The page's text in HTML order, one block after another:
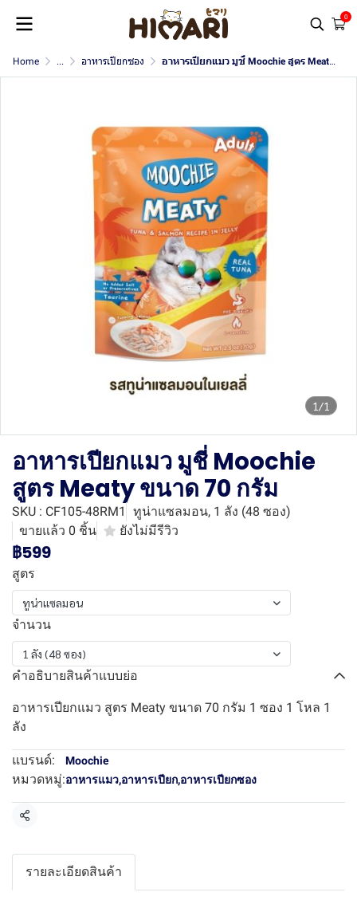
0
Home ... อาหารเปียกซอง อาหารเปียกแมว มูชี่ Moochie สูตร Meaty ขนาด 70 กรัม
1/1
อาหารเปียกแมว มูชี่ Moochie
สูตร Meaty ขนาด 70 กรัม
SKU : CF105-48RM1
ทูน่าแซลมอน, 1 ลัง (48 ซอง)
ขายแล้ว 0 ชิ้น
ยังไม่มีรีวิว
฿599
สูตร
ทูน่าแซลมอน
จำนวน
1 ลัง (48 ซอง)
คำอธิบายสินค้าแบบย่อ
อาหารเปียกแมว สูตร Meaty ขนาด 70 กรัม 1 ซอง 1 โหล 1
ลัง
แบรนด์: Moochie
หมวดหมู่:อาหารแมว,อาหารเปียก,อาหารเปียกซอง
แชร์
รายละเอียดสินค้า